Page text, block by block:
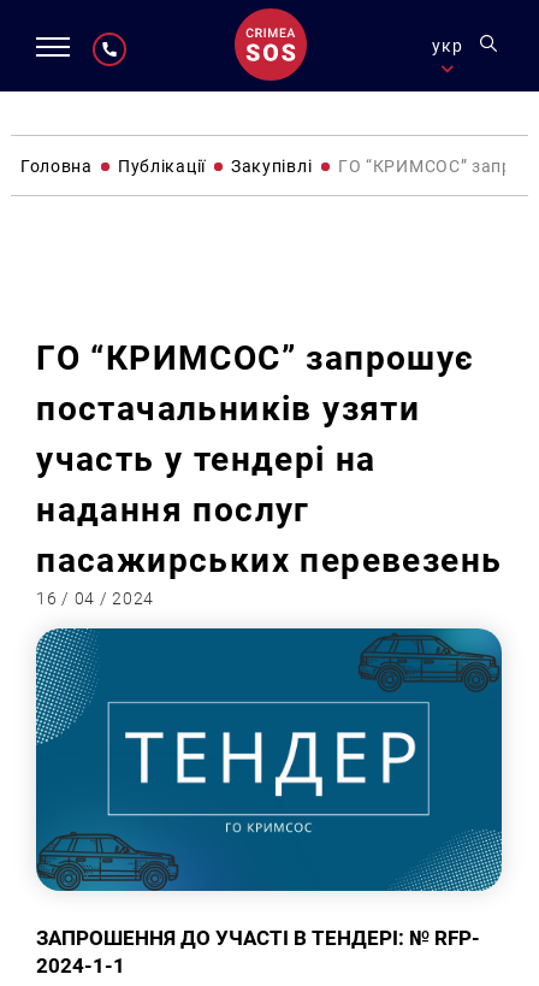
укр
Головна Публікації Закупівлі ГО “КРИМСОС”
ГО “КРИМСОС” запрошує
постачальників узяти
участь у тендері на
надання послуг
пасажирських перевезень
16 / 04 / 2024
ЗАПРОШЕННЯ ДО УЧАСТІ В ТЕНДЕРІ: № RFP-
2024-1-1